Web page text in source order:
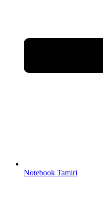
Notebook Tamiri